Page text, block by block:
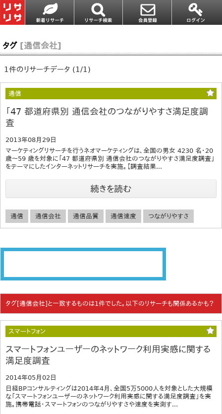
タグ [通信会社]
1件のリサーチデータ (1/1)
通信
「47 都道府県別 通信会社のつながりやすさ満足度調
査
2013年08月29日
マーケティングリサーチを行うネオマーケティングは、全国の男女 4230 名・20
歳～59 歳を対象に「47 都道府県別 通信会社のつながりやすさ満足度調査」
をテーマにしたインターネットリサーチを実施。【調査結果...
続きを読む
通信 通信会社 通信品質 通信速度 つながりやすさ
タグ[通信会社]と一致するものは1件でした。以下のリサーチも関係あるかも？
スマートフォン
スマートフォンユーザーのネットワーク利用実感に関する
満足度調査
2014年05月02日
日経BPコンサルティングは2014年4月、全国5万5000人を対象とした大規模
な「スマートフォンユーザーのネットワーク利用実感に関する満足度調査」を実
施。携帯電話・スマートフォンのつながりやすさや速度を実測す...